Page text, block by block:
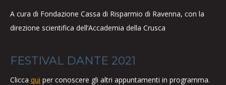
A cura di Fondazione Cassa di Risparmio di Ravenna, con la
direzione scientifica dell’Accademia della Crusca
FESTIVAL DANTE 2021
Clicca qui per conoscere gli altri appuntamenti in programma.